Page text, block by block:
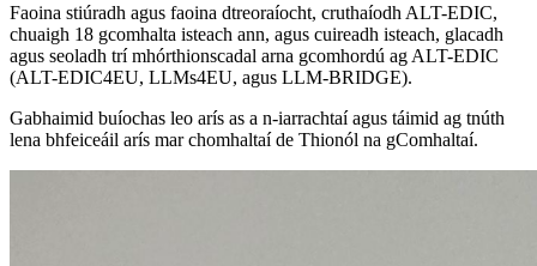
Faoina stiúradh agus faoina dtreoraíocht, cruthaíodh ALT-EDIC,
chuaigh 18 gcomhalta isteach ann, agus cuireadh isteach, glacadh
agus seoladh trí mhórthionscadal arna gcomhordú ag ALT-EDIC
(ALT-EDIC4EU, LLMs4EU, agus LLM-BRIDGE).
Gabhaimid buíochas leo arís as a n-iarrachtaí agus táimid ag tnúth
lena bhfeiceáil arís mar chomhaltaí de Thionól na gComhaltaí.